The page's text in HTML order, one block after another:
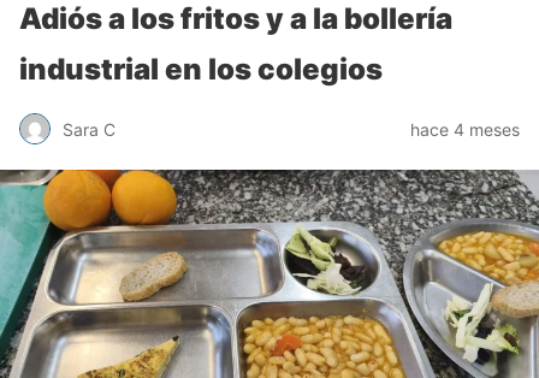
Adiós a los fritos y a la bollería
industrial en los colegios
Sara C hace 4 meses